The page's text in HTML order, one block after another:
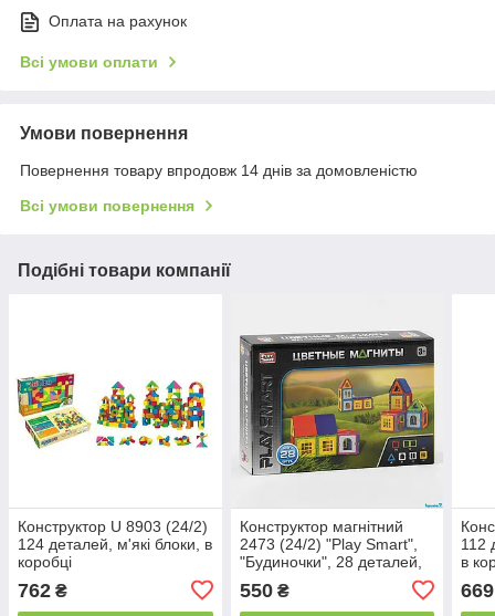
Оплата на рахунок
Всі умови оплати
Умови повернення
Повернення товару впродовж 14 днів за домовленістю
Всі умови повернення
Подібні товари компанії
Конструктор U 8903 (24/2)
124 деталей, м'які блоки, в
коробці
762 ₴
Конструктор магнітний
2473 (24/2) "Play Smart",
"Будиночки", 28 деталей,
550₴
112
в
669